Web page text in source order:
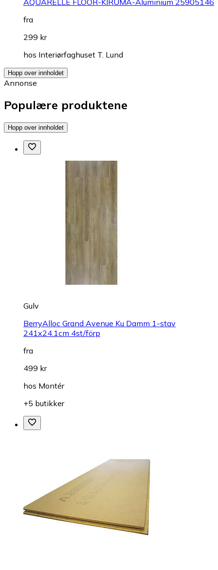
fra
299 kr
hos Interiørfaghuset T. Lund
Hopp over innholdet
Annonse
Populære produktene
Hopp over innholdet
Gulv
BerryAlloc Grand Avenue Ku Damm 1-stav
241x24.1cm 4st/förp
fra
499 kr
hos Montér
+5 butikker